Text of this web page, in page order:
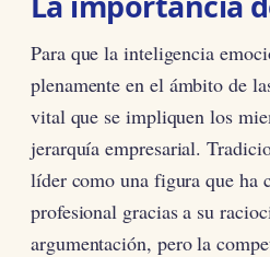
Para que la inteligencia
plenamente en el ámbito de
vital que se impliquen los
jerarquía empresarial.
líder como una figura que ha
profesional gracias a su
argumentación, pero la